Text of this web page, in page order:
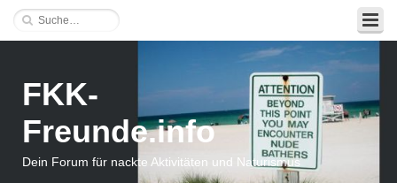
FKK-
Freunde.info
Dein Forum für nackte Aktivitäten und Naturismus